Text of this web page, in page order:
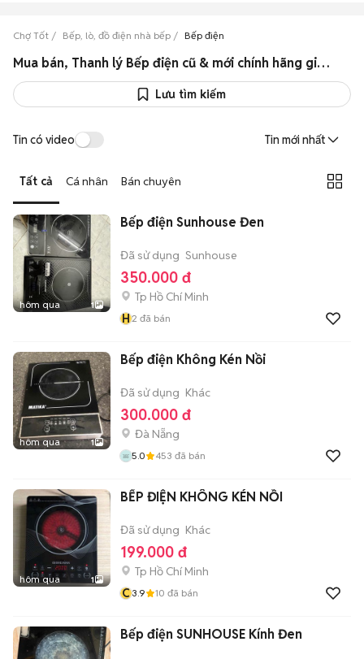
Chợ Tốt Bếp, lò, đồ điện nhà bếp Bếp điện
Mua bán, Thanh lý Bếp điện cũ & mới chính hãng giá cực sốc
Lưu tìm kiếm
Tin có video Tin mới nhất
Tất cả Cá nhân Bán chuyên
hôm qua 1
Bếp điện Sunhouse Đen
Đã sử dụng Sunhouse
350.000 đ
Tp Hồ Chí Minh
H2 đã bán
hôm qua 1
Bếp điện Không Kén Nồi
Đã sử dụng Khác
300.000 đ
Đà Nẵng
5.0 453 đã bán
hôm qua 1
BẾP ĐIỆN KHÔNG KÉN NỒI
Đã sử dụng Khác
199.000 đ
Tp Hồ Chí Minh
C3.9 10 đã bán
Bếp điện SUNHOUSE Kính Đen